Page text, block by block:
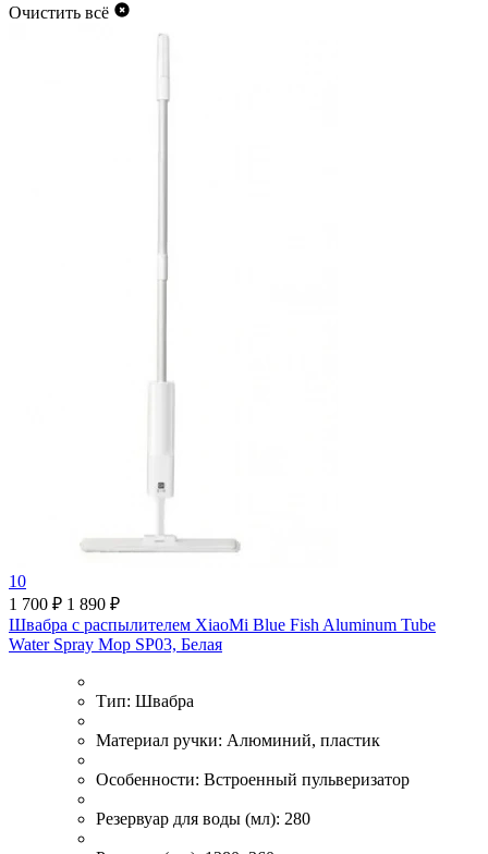
Очистить всё
10
1 700 ₽ 1 890 ₽
Швабра с распылителем XiaoMi Blue Fish Aluminum Tube
Water Spray Mop SP03, Белая
Тип: Швабра
Материал ручки: Алюминий, пластик
Особенности: Встроенный пульверизатор
Резервуар для воды (мл): 280